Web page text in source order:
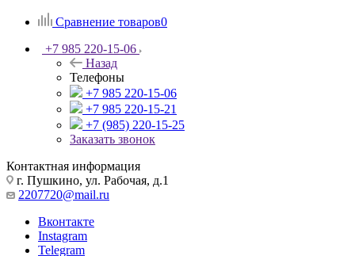
Сравнение товаров0
+7 985 220-15-06
Назад
Телефоны
+7 985 220-15-06
+7 985 220-15-21
+7 (985) 220-15-25
Заказать звонок
Контактная информация
г. Пушкино, ул. Рабочая, д.1
2207720@mail.ru
Вконтакте
Instagram
Telegram